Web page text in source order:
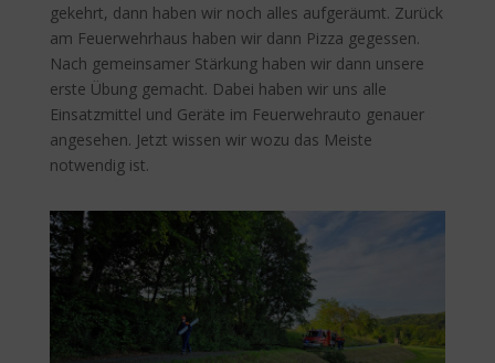
gekehrt, dann haben wir noch alles aufgeräumt. Zurück
am Feuerwehrhaus haben wir dann Pizza gegessen.
Nach gemeinsamer Stärkung haben wir dann unsere
erste Übung gemacht. Dabei haben wir uns alle
Einsatzmittel und Geräte im Feuerwehrauto genauer
angesehen. Jetzt wissen wir wozu das Meiste
notwendig ist.